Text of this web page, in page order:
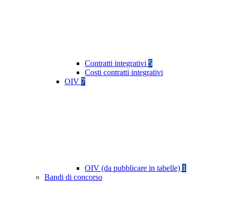
Contratti integrativi 5
Costi contratti integrativi
OIV 7
OIV (da pubblicare in tabelle) 1
Bandi di concorso